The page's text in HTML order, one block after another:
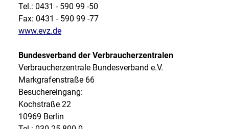
Tel.: 0431 - 590 99 -50
Fax: 0431 - 590 99 -77
www.evz.de
Bundesverband der Verbraucherzentralen
Verbraucherzentrale Bundesverband e.V.
Markgrafenstraße 66
Besuchereingang:
Kochstraße 22
10969 Berlin